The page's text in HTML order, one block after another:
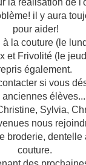
la réalisation de
il y aura
pour aider!
la couture (le
et Frivolité (le
également.
si vous
anciennes élèves...
Sylvia,
nous
broderie, dentelle
couture.